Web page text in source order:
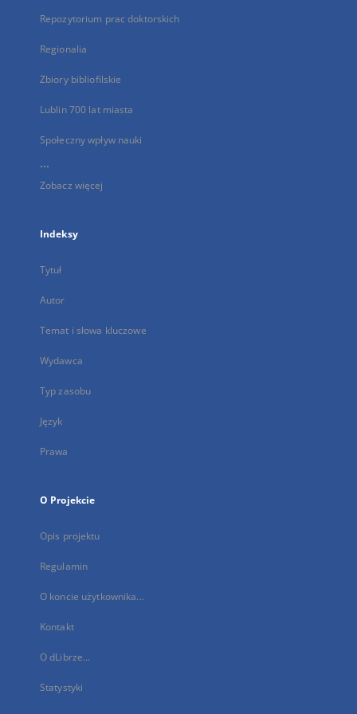
Repozytorium prac doktorskich
Regionalia
Zbiory bibliofilskie
Lublin 700 lat miasta
Społeczny wpływ nauki
...
Zobacz więcej
Indeksy
Tytuł
Autor
Temat i słowa kluczowe
Wydawca
Typ zasobu
Język
Prawa
O Projekcie
Opis projektu
Regulamin
O koncie użytkownika...
Kontakt
O dLibrze...
Statystyki